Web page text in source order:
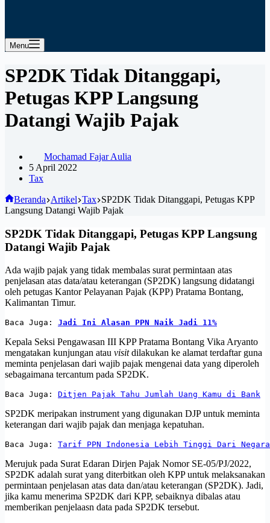
Menu
SP2DK Tidak Ditanggapi,
Petugas KPP Langsung
Datangi Wajib Pajak
Mochamad Fajar Aulia
5 April 2022
Tax
Beranda Artikel Tax SP2DK Tidak Ditanggapi, Petugas KPP
Langsung Datangi Wajib Pajak
SP2DK Tidak Ditanggapi, Petugas KPP Langsung
Datangi Wajib Pajak
Ada wajib pajak yang tidak membalas surat permintaan atas
penjelasan atas data/atau keterangan (SP2DK) langsung didatangi
oleh petugas Kantor Pelayanan Pajak (KPP) Pratama Bontang,
Kalimantan Timur.
Baca Juga: Jadi Ini Alasan PPN Naik Jadi 11%
Kepala Seksi Pengawasan III KPP Pratama Bontang Vika Aryanto
mengatakan kunjungan atau visitdilakukan ke alamat terdaftar guna
meminta penjelasan dari wajib pajak mengenai data yang diperoleh
sebagaimana tercantum pada SP2DK.
Baca Juga: Ditjen Pajak Tahu Jumlah Uang Kamu di Bank
SP2DK meripakan instrument yang digunakan DJP untuk meminta
keterangan dari wajib pajak dan menjaga kepatuhan.
Baca Juga: Tarif PPN Indonesia Lebih Tinggi Dari
Merujuk pada Surat Edaran Dirjen Pajak Nomor SE-05/PJ/2022,
SP2DK adalah surat yang diterbitkan oleh KPP untuk melaksanakan
permintaan penjelasan atas data dan/atau keterangan (SP2DK). Jadi,
jika kamu menerima SP2DK dari KPP, sebaiknya dibalas atau
memberikan penjelaasn data pada SP2DK tersebut.